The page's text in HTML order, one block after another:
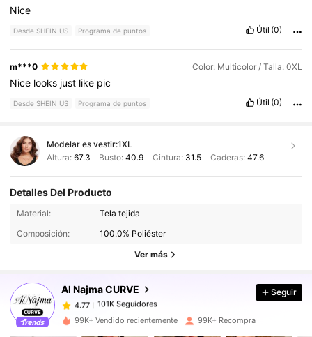
Nice
Desde SHEIN US Programa de puntos Útil (0)
m***0 Color: Multicolor / Talla: 0XL
Nice looks just like pic
Desde SHEIN US Programa de puntos Útil (0)
Modelar es vestir:1XL
Altura: 67.3 Busto:40.9 Cintura: 31.5 Caderas: 47.6
Detalles Del Producto
Material:
Tela tejida
Composición:
100.0% Poliéster
Ver más
Al Najma CURVE
101K Seguidores
101K Seguidores
4.77
101K Seguidores
Seguir
99K+ Vendido recientemente 99K+ Recompra